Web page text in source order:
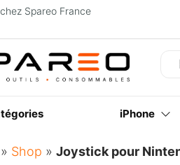
Spareo France
iPhone
» Shop » Joystick pour